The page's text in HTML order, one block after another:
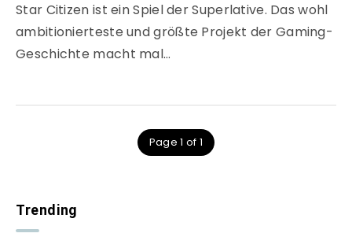
Star Citizen ist ein Spiel der Superlative. Das wohl
ambitionierteste und größte Projekt der Gaming-
Geschichte macht mal…
Page 1 of 1
Trending